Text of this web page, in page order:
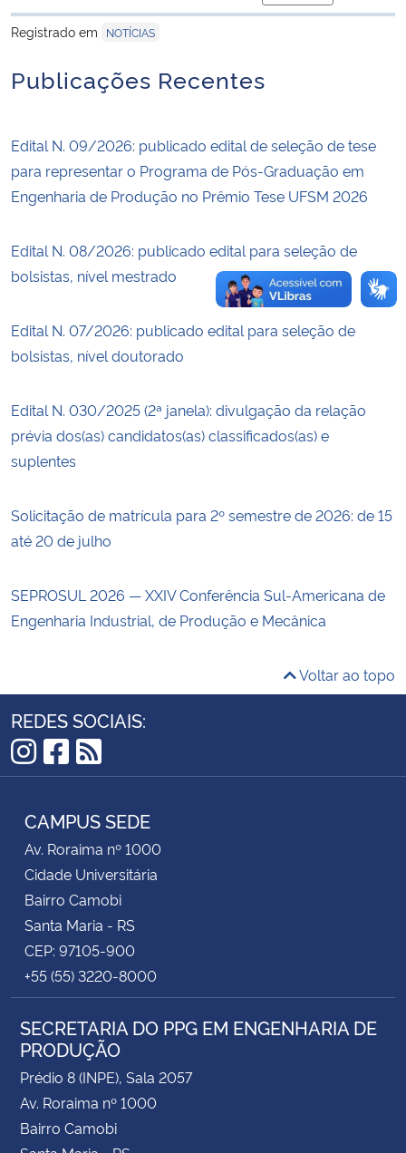
Secretaria de Governo
Gabinete de Segurança Institucional
Banco Central do Brasil
para área de
Registrado em
NOTÍCIAS
Publicações Recentes
Edital N. 09/2026: publicado edital de seleção de tese
para representar o Programa de Pós-Graduação em
Engenharia de Produção no Prêmio Tese UFSM 2026
Edital N. 08/2026: publicado edital para seleção de
bolsistas, nível mestrado
Edital N. 07/2026: publicado edital para seleção de
bolsistas, nível doutorado
Edital N. 030/2025 (2ª janela): divulgação da relação
prévia dos(as) candidatos(as) classificados(as) e
suplentes
Solicitação de matrícula para 2º semestre de 2026: de 15
até 20 de julho
SEPROSUL 2026 — XXIV Conferência Sul-Americana de
Engenharia Industrial, de Produção e Mecânica
Voltar ao topo
REDES SOCIAIS:
Instagram
Facebook
RSS
CAMPUS SEDE
Av. Roraima nº 1000
Cidade Universitária
Bairro Camobi
Santa Maria - RS
CEP: 97105-900
+55 (55) 3220-8000
SECRETARIA DO PPG EM ENGENHARIA DE
PRODUÇÃO
Prédio 8 (INPE), Sala 2057
Av. Roraima nº 1000
Bairro Camobi